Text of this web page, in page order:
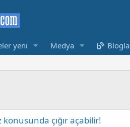
yeni Medya
çığır açabilir!